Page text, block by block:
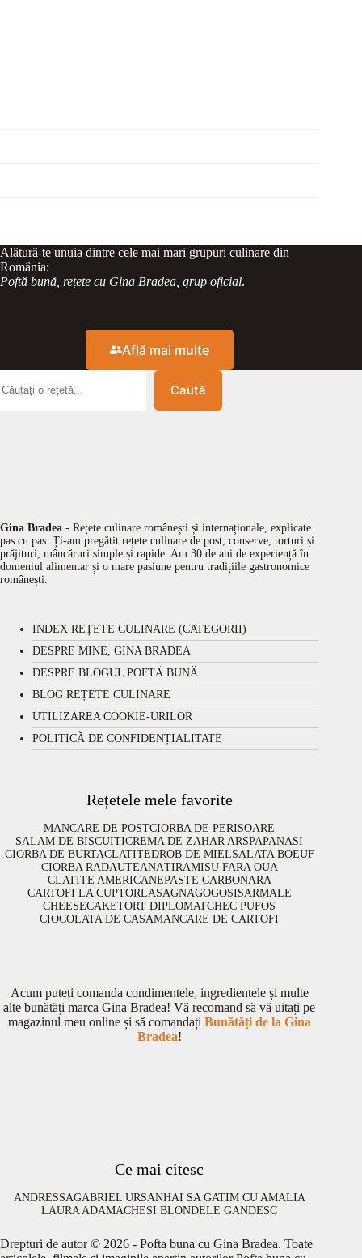
Alătură-te unuia dintre cele mai mari grupuri culinare din
România:
Poftă bună, rețete cu Gina Bradea, grup oficial.
Află mai multe
Caută
Gina Bradea - Rețete culinare românești și internaționale, explicate
pas cu pas. Ți-am pregătit rețete culinare de post, conserve, torturi și
prăjituri, mâncăruri simple și rapide. Am 30 de ani de experiență în
domeniul alimentar și o mare pasiune pentru tradițiile gastronomice
românești.
INDEX REȚETE CULINARE (CATEGORII)
DESPRE MINE, GINA BRADEA
DESPRE BLOGUL POFTĂ BUNĂ
BLOG REȚETE CULINARE
UTILIZAREA COOKIE-URILOR
POLITICĂ DE CONFIDENȚIALITATE
Rețetele mele favorite
MANCARE DE POSTCIORBA DE PERISOARE
SALAM DE BISCUITICREMA DE ZAHAR ARSPAPANASI
CIORBA DE BURTACLATITEDROB DE MIELSALATA BOEUF
CIORBA RADAUTEANATIRAMISU FARA OUA
CLATITE AMERICANEPASTE CARBONARA
CARTOFI LA CUPTORLASAGNAGOGOSISARMALE
CHEESECAKETORT DIPLOMATCHEC PUFOS
CIOCOLATA DE CASAMANCARE DE CARTOFI
Acum puteți comanda condimentele, ingredientele și multe
alte bunătăți marca Gina Bradea! Vă recomand să vă uitați pe
magazinul meu online și să comandați Bunătăți de la Gina
Bradea!
Ce mai citesc
ANDRESSAGABRIEL URSANHAI SA GATIM CU AMALIA
LAURA ADAMACHESI BLONDELE GANDESC
Drepturi de autor © 2026 - Pofta buna cu Gina Bradea. Toate